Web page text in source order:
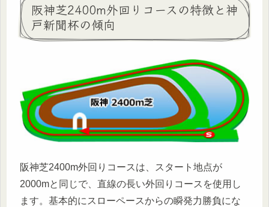
阪神芝2400m外回りコースの特徴と神
戸新聞杯の傾向
阪神芝2400m外回りコースは、スタート地点が
2000mと同じで、直線の長い外回りコースを使用し
ます。基本的にスローペースからの瞬発力勝負にな